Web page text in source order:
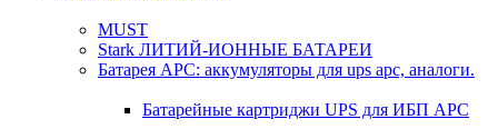
MUST
Stark ЛИТИЙ-ИОННЫЕ БАТАРЕИ
Батарея APC: аккумуляторы для ups apc, аналоги.
Батарейные картриджи UPS для ИБП APC